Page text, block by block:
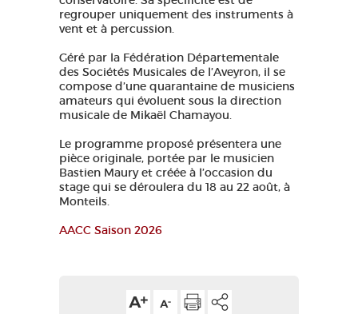
regrouper uniquement des instruments à
vent et à percussion.
Géré par la Fédération Départementale
des Sociétés Musicales de l’Aveyron, il se
compose d’une quarantaine de musiciens
amateurs qui évoluent sous la direction
musicale de Mikaël Chamayou.
Le programme proposé présentera une
pièce originale, portée par le musicien
Bastien Maury et créée à l’occasion du
stage qui se déroulera du 18 au 22 août, à
Monteils.
AACC Saison 2026